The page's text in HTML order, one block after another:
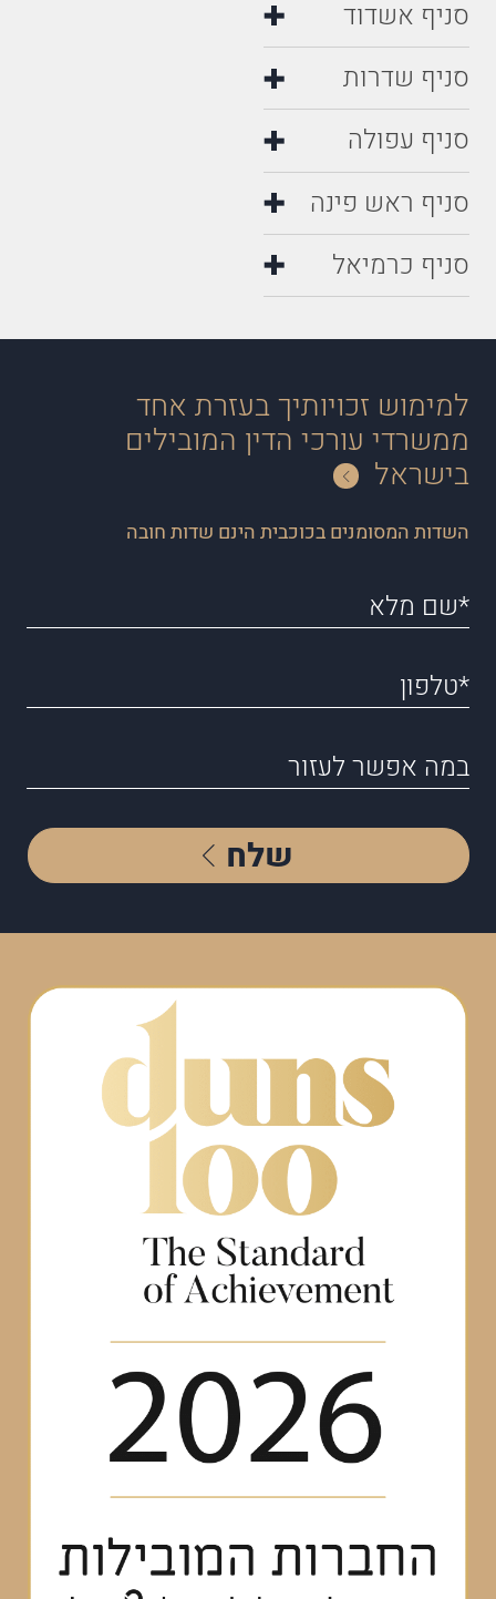
סניף אשדוד
סניף שדרות
סניף עפולה
סניף ראש פינה
סניף כרמיאל
למימוש זכויותיך בעזרת אחד
ממשרדי עורכי הדין המובילים
בישראל
השדות המסומנים בכוכבית הינם שדות חובה
שלח